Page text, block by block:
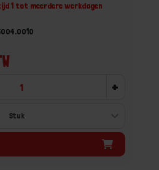
1 tot meerdere werkdagen
+